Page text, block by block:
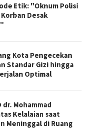
Etik: "Oknum Polisi
Desak
Kota Pengecekan
Standar Gizi hingga
Optimal
Mohammad
Kelalaian saat
Meninggal di Ruang